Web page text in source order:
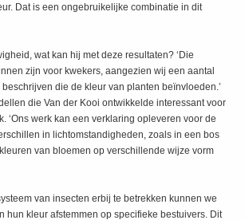
Dat is een ongebruikelijke combinatie in dit
wat kan hij met deze resultaten? ‘Die
zijn voor kwekers, aangezien wij een aantal
die de kleur van planten beïnvloeden.’
die Van der Kooi ontwikkelde interessant voor
‘Ons werk kan een verklaring opleveren voor de
in lichtomstandigheden, zoals in een bos
van bloemen op verschillende wijze vorm
van insecten erbij te betrekken kunnen we
hun kleur afstemmen op specifieke bestuivers. Dit